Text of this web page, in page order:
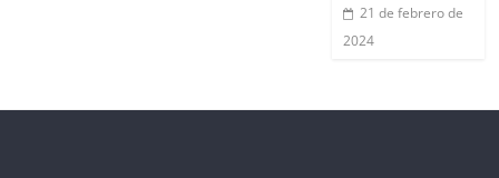
21 de febrero de
2024